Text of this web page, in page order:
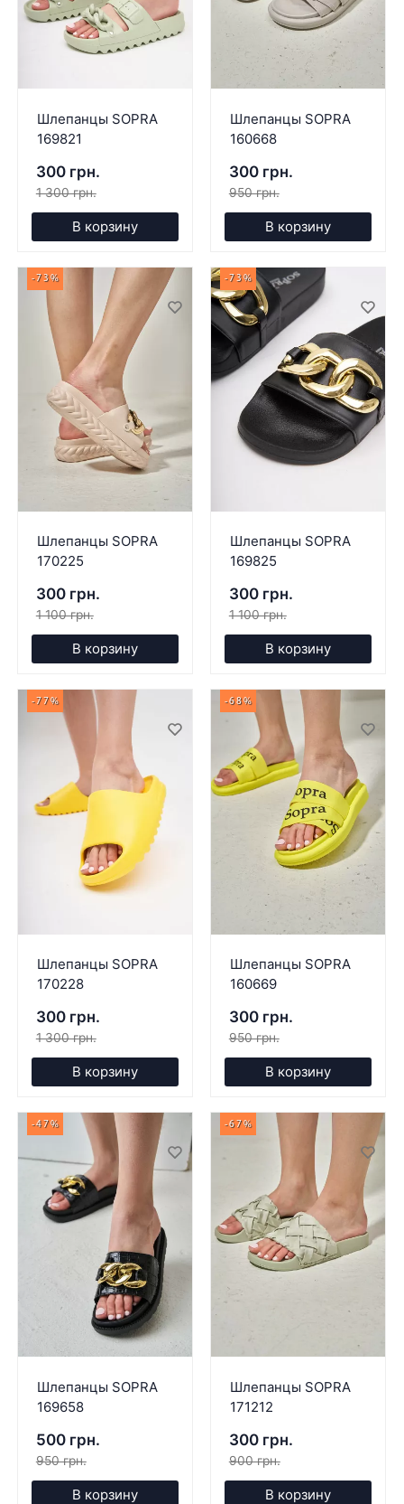
Шлепанцы SOPRA
169821
300 грн.
1 300 грн.
В корзину
Шлепанцы SOPRA
160668
300 грн.
950 грн.
В корзину
-73%
Шлепанцы SOPRA
170225
300 грн.
1 100 грн.
В корзину
-73%
Шлепанцы SOPRA
169825
300 грн.
1 100 грн.
В корзину
-77%
Шлепанцы SOPRA
170228
300 грн.
1 300 грн.
В корзину
-68%
Шлепанцы SOPRA
160669
300 грн.
950 грн.
В корзину
-47%
Шлепанцы SOPRA
169658
500 грн.
950 грн.
В корзину
-67%
Шлепанцы SOPRA
171212
300 грн.
900 грн.
В корзину